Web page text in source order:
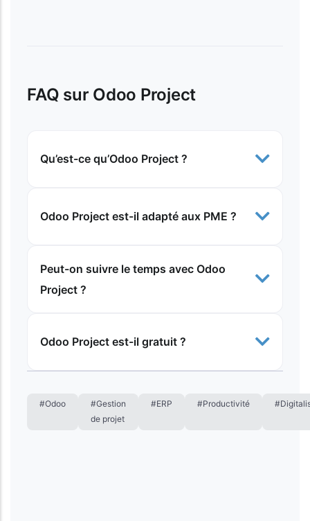
FAQ sur Odoo Project
Qu’est-ce qu’Odoo Project ?
Odoo Project est-il adapté aux PME ?
Peut-on suivre le temps avec Odoo
Project ?
Odoo Project est-il gratuit ?
#Odoo
#Gestion
de projet
#ERP #Productivité